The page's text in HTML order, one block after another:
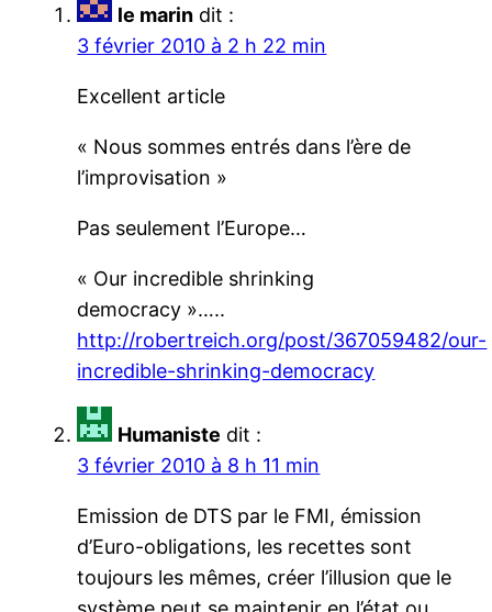
le marin dit :
3 février 2010 à 2 h 22 min
Excellent article
« Nous sommes entrés dans l’ère de
l’improvisation »
Pas seulement l’Europe…
« Our incredible shrinking
democracy »…..
http://robertreich.org/post/367059482/our-
incredible-shrinking-democracy
Humaniste dit :
3 février 2010 à 8 h 11 min
Emission de DTS par le FMI, émission
d’Euro-obligations, les recettes sont
toujours les mêmes, créer l’illusion que le